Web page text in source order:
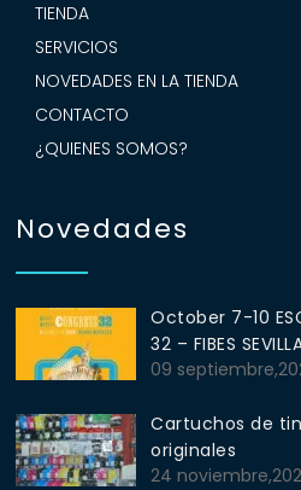
TIENDA
SERVICIOS
NOVEDADES EN LA TIENDA
CONTACTO
¿QUIENES SOMOS?
Novedades
October 7-10
32 – FIBES
09
Cartuchos de
originales
24